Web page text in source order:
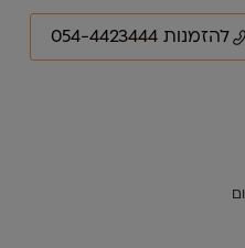
להזמנות 054-4423444